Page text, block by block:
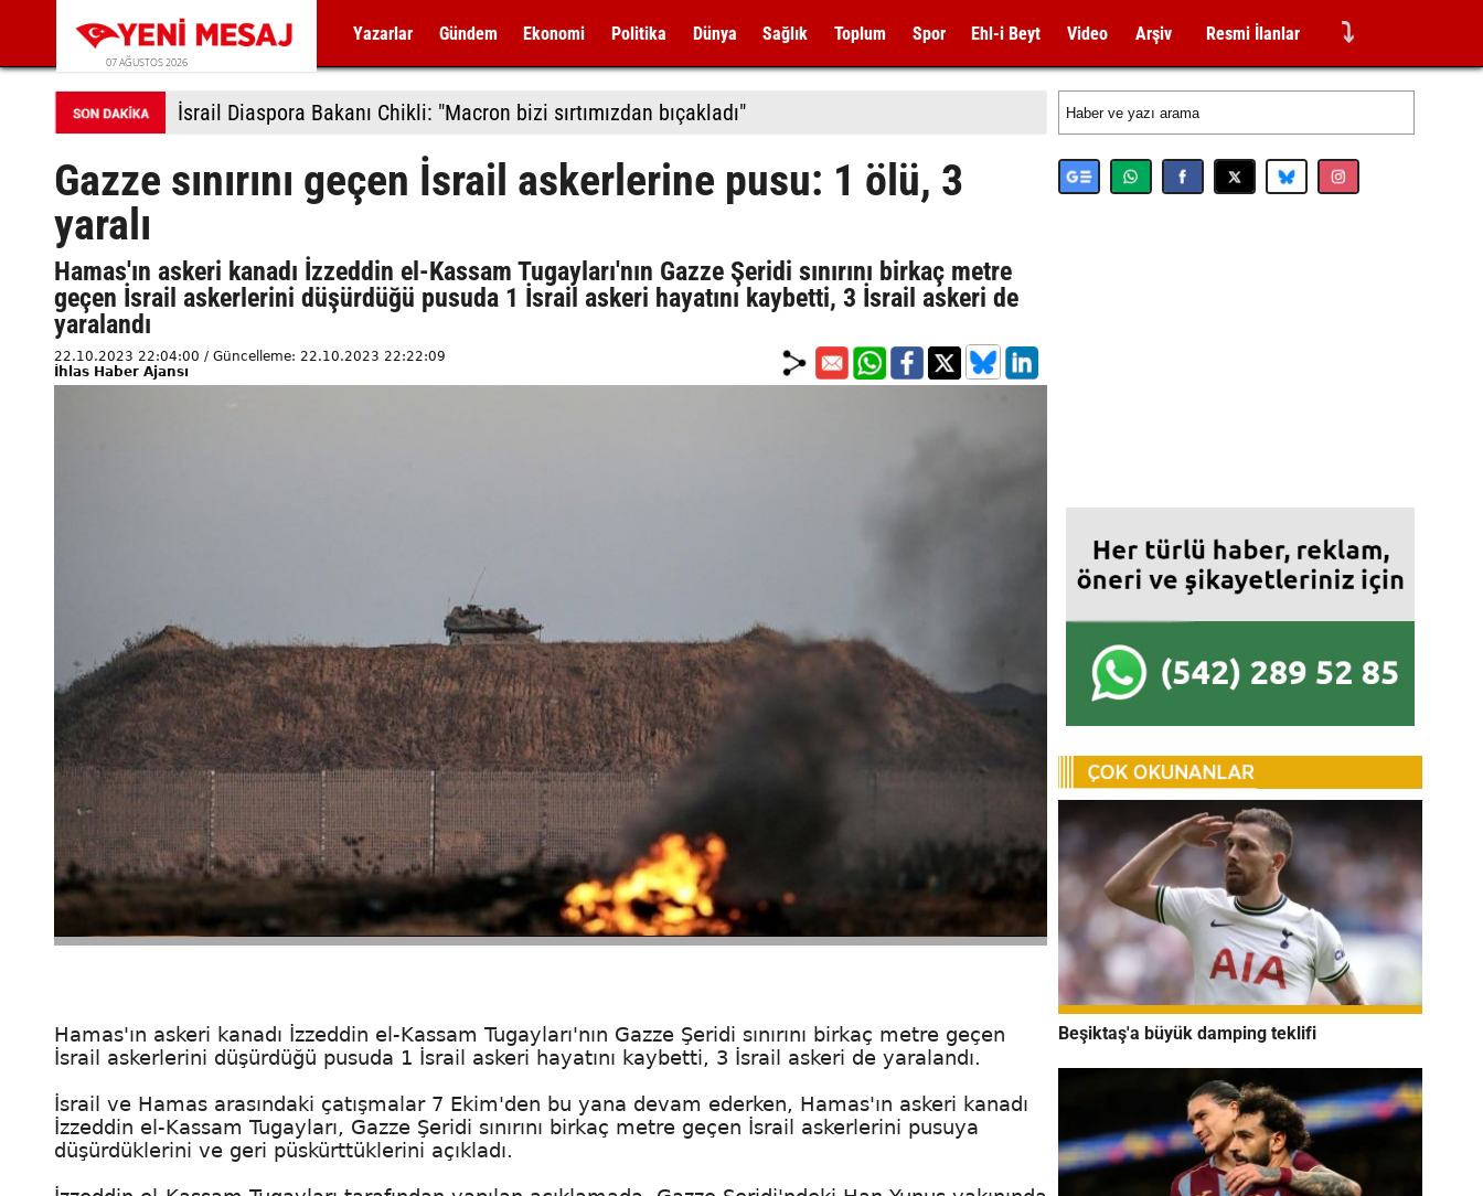
07 AĞUSTOS 2026
Yazarlar Gündem Ekonomi Politika Dünya Sağlık Toplum Spor Ehl-i Beyt Video Arşiv Resmi İlanlar ⤵
İsrail Diaspora Bakanı Chikli: "Macron bizi sırtımızdan bıçakladı"
Gazze sınırını geçen İsrail askerlerine pusu: 1 ölü, 3
yaralı
Hamas'ın askeri kanadı İzzeddin el-Kassam Tugayları'nın Gazze Şeridi sınırını birkaç metre
geçen İsrail askerlerini düşürdüğü pusuda 1 İsrail askeri hayatını kaybetti, 3 İsrail askeri de
yaralandı
22.10.2023 22:04:00 / Güncelleme: 22.10.2023 22:22:09
İhlas Haber Ajansı
Hamas'ın askeri kanadı İzzeddin el-Kassam Tugayları'nın Gazze Şeridi sınırını birkaç metre geçen
İsrail askerlerini düşürdüğü pusuda 1 İsrail askeri hayatını kaybetti, 3 İsrail askeri de yaralandı.
İsrail ve Hamas arasındaki çatışmalar 7 Ekim'den bu yana devam ederken, Hamas'ın askeri kanadı
İzzeddin el-Kassam Tugayları, Gazze Şeridi sınırını birkaç metre geçen İsrail askerlerini pusuya
düşürdüklerini ve geri püskürttüklerini açıkladı.
Beşiktaş'a büyük damping teklifi